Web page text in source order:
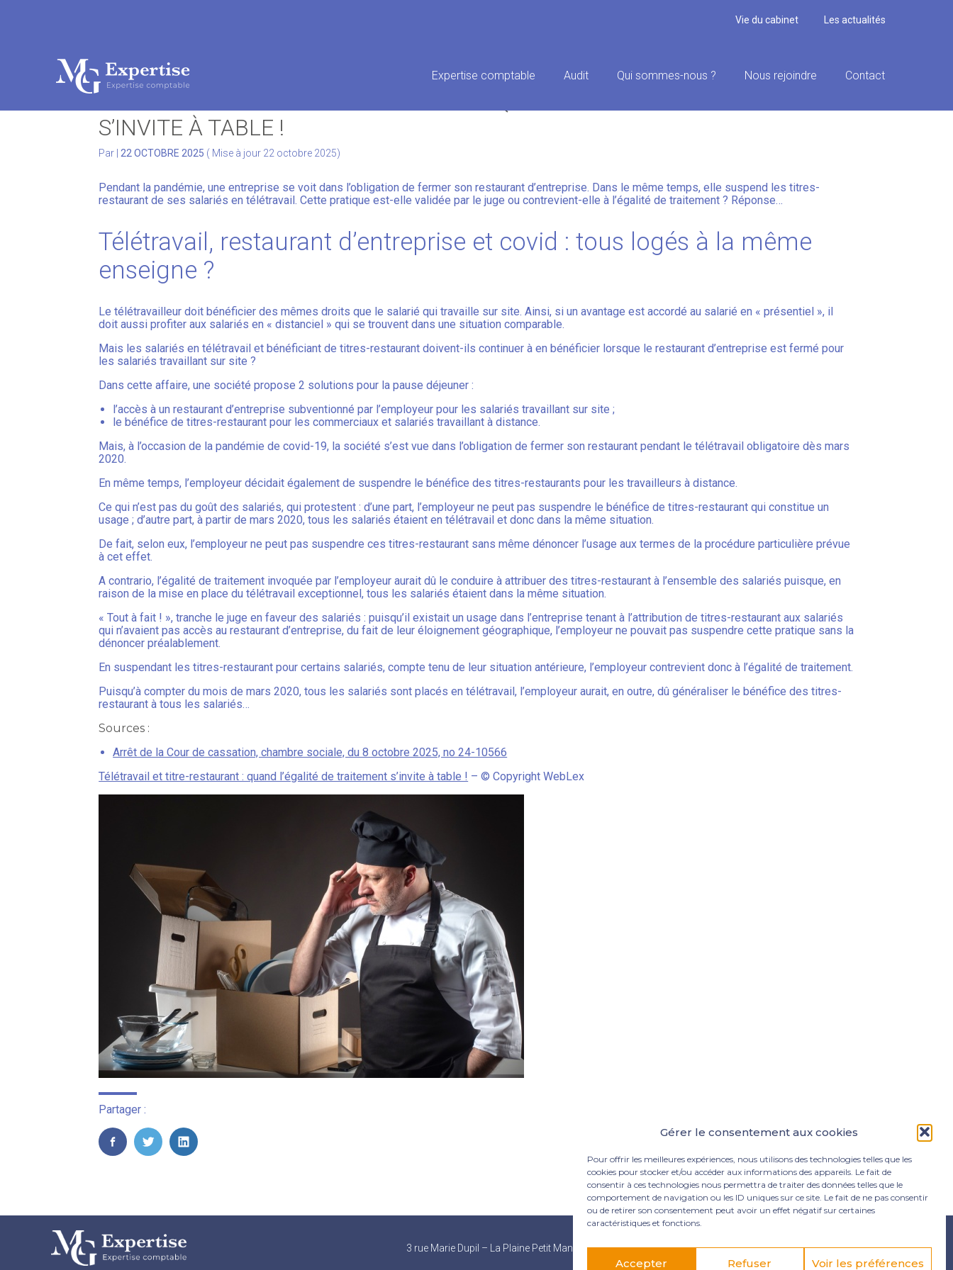
Gérer le consentement aux cookies
Pour offrir les meilleures expériences, nous utilisons des technologies telles que les
cookies pour stocker et/ou accéder aux informations des appareils. Le fait de
consentir à ces technologies nous permettra de traiter des données telles que le
comportement de navigation ou les ID uniques sur ce site. Le fait de ne pas consentir
ou de retirer son consentement peut avoir un effet négatif sur certaines
caractéristiques et fonctions.
Accepter Refuser Voir les préférences
Vie du cabinet Les actualités
Aller
Expertise comptable Audit Qui sommes-nous ? Nous rejoindre Contact
S’INVITE À TABLE !
Par |22 OCTOBRE 2025 ( Mise à jour 22 octobre 2025)
Pendant la pandémie, une entreprise se voit dans l’obligation de fermer son restaurant d’entreprise. Dans le même temps, elle suspend les titres-
restaurant de ses salariés en télétravail. Cette pratique est-elle validée par le juge ou contrevient-elle à l’égalité de traitement ? Réponse…
Télétravail, restaurant d’entreprise et covid : tous logés à la même
enseigne ?
Le télétravailleur doit bénéficier des mêmes droits que le salarié qui travaille sur site. Ainsi, si un avantage est accordé au salarié en « présentiel », il
doit aussi profiter aux salariés en « distanciel » qui se trouvent dans une situation comparable.
Mais les salariés en télétravail et bénéficiant de titres-restaurant doivent-ils continuer à en bénéficier lorsque le restaurant d’entreprise est fermé pour
les salariés travaillant sur site ?
Dans cette affaire, une société propose 2 solutions pour la pause déjeuner :
l’accès à un restaurant d’entreprise subventionné par l’employeur pour les salariés travaillant sur site ;
le bénéfice de titres-restaurant pour les commerciaux et salariés travaillant à distance.
Mais, à l’occasion de la pandémie de covid-19, la société s’est vue dans l’obligation de fermer son restaurant pendant le télétravail obligatoire dès mars
2020.
En même temps, l’employeur décidait également de suspendre le bénéfice des titres-restaurants pour les travailleurs à distance.
Ce qui n’est pas du goût des salariés, qui protestent : d’une part, l’employeur ne peut pas suspendre le bénéfice de titres-restaurant qui constitue un
usage ; d’autre part, à partir de mars 2020, tous les salariés étaient en télétravail et donc dans la même situation.
De fait, selon eux, l’employeur ne peut pas suspendre ces titres-restaurant sans même dénoncer l’usage aux termes de la procédure particulière prévue
à cet effet.
A contrario, l’égalité de traitement invoquée par l’employeur aurait dû le conduire à attribuer des titres-restaurant à l’ensemble des salariés puisque, en
raison de la mise en place du télétravail exceptionnel, tous les salariés étaient dans la même situation.
« Tout à fait ! », tranche le juge en faveur des salariés : puisqu’il existait un usage dans l’entreprise tenant à l’attribution de titres-restaurant aux salariés
qui n’avaient pas accès au restaurant d’entreprise, du fait de leur éloignement géographique, l’employeur ne pouvait pas suspendre cette pratique sans la
dénoncer préalablement.
En suspendant les titres-restaurant pour certains salariés, compte tenu de leur situation antérieure, l’employeur contrevient donc à l’égalité de traitement.
Puisqu’à compter du mois de mars 2020, tous les salariés sont placés en télétravail, l’employeur aurait, en outre, dû généraliser le bénéfice des titres-
restaurant à tous les salariés…
Sources :
Arrêt de la Cour de cassation, chambre sociale, du 8 octobre 2025, no 24-10566
Télétravail et titre-restaurant : quand l’égalité de traitement s’invite à table ! – © Copyright WebLex
Partager :
FaceBook
TwitterLinkedIn
Principale
3 rue Marie Dupil – La Plaine Petit Manoir – 97232 Le Lamentin 05 96 50 55 00 contact@mgexpertise.fr